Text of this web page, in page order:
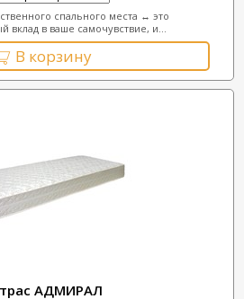
спального места ↔ это
вклад в ваше самочувствие, и...
В корзину
АДМИРАЛ